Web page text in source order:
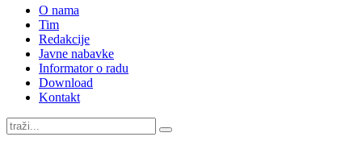
O nama
Tim
Redakcije
Javne nabavke
Informator o radu
Download
Kontakt